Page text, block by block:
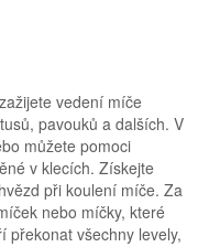
vedení míče
pavouků a dalších. V
můžete pomoci
v klecích. Získejte
při koulení míče. Za
nebo míčky, které
překonat všechny levely,